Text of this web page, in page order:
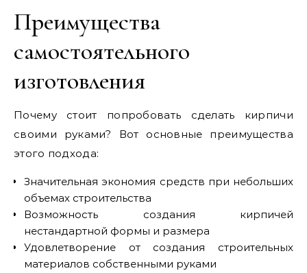
Преимущества
самостоятельного
изготовления
Почему стоит попробовать сделать кирпичи
своими руками? Вот основные преимущества
этого подхода:
Значительная экономия средств при небольших
объемах строительства
Возможность создания кирпичей
нестандартной формы и размера
Удовлетворение от создания строительных
материалов собственными руками